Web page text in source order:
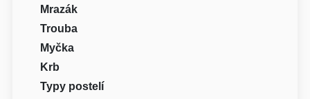
Mrazák
Trouba
Myčka
Krb
Typy postelí